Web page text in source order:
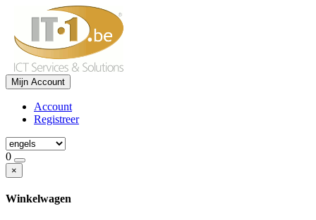
Mijn Account
Account
Registreer
0
×
Winkelwagen